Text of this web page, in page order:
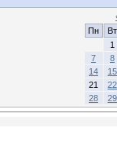
Пн
Вт
1
7
8
14
15
21
22
28
29